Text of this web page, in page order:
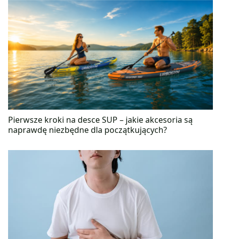
zawodowego pogłębiła swoje doświadczenie pisząc
artykuły, biorąc udział w nagrywaniu audycji
radiowych oraz tworząc liczne projekty związane ze
zdrowym żywieniem.
Pierwsze kroki na desce SUP – jakie akcesoria są
naprawdę niezbędne dla początkujących?